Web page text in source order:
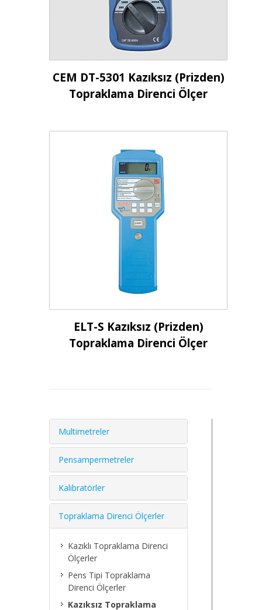
İncele
CEM DT-5301 Kazıksız (Prizden)
Topraklama Direnci Ölçer
İncele
ELT-S Kazıksız (Prizden)
Topraklama Direnci Ölçer
Multimetreler
Pensampermetreler
Kalibratörler
Topraklama Direnci Ölçerler
Kazıklı Topraklama Direnci
Ölçerler
Pens Tipi Topraklama
Direnci Ölçerler
Kazıksız Topraklama